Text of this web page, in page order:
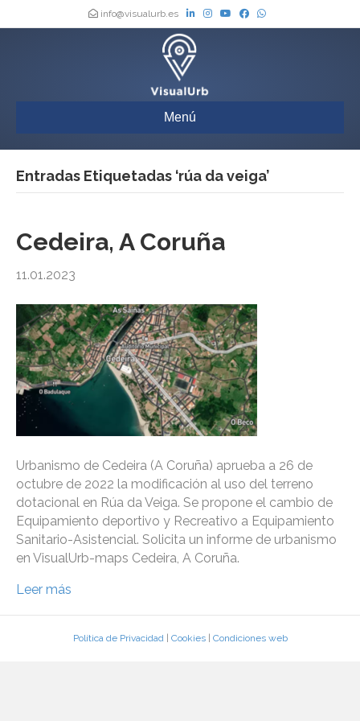
info@visualurb.es
Menú
Entradas Etiquetadas ‘rúa da veiga’
Cedeira, A Coruña
11.01.2023
Urbanismo de Cedeira (A Coruña) aprueba a 26 de
octubre de 2022 la modificación al uso del terreno
dotacional en Rúa da Veiga. Se propone el cambio de
Equipamiento deportivo y Recreativo a Equipamiento
Sanitario-Asistencial. Solicita un informe de urbanismo
en VisualUrb-maps Cedeira, A Coruña.
Leer más
Política de Privacidad| Cookies| Condiciones web